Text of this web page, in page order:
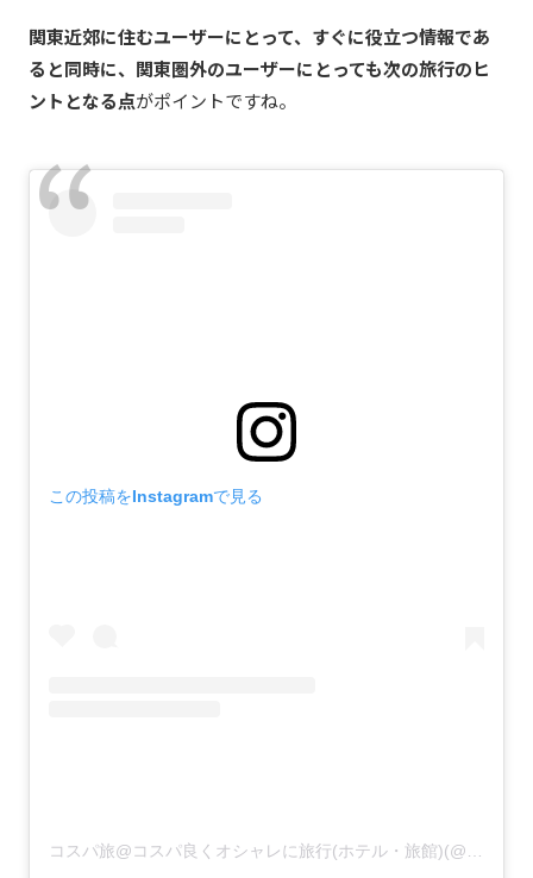
関東近郊に住むユーザーにとって、すぐに役立つ情報であ
ると同時に、関東圏外のユーザーにとっても次の旅行のヒ
ントとなる点がポイントですね。
この投稿をInstagramで見る
コスパ旅@コスパ良くオシャレに旅行(ホテル・旅館)(@cosupa_tabi)がシェアした投稿